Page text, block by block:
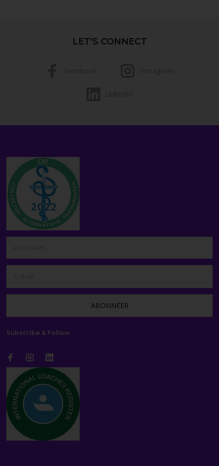
LET'S CONNECT
Subscribe & Follow